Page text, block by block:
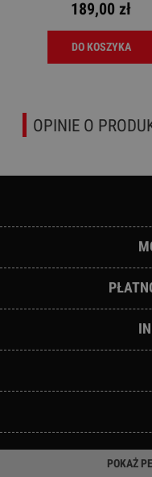
189,00 zł
DO KOSZYKA
OPINIE O
POKAŻ